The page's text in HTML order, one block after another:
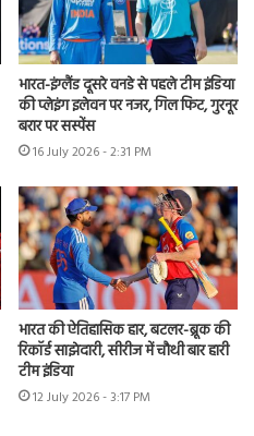
भारत-इंग्लैंड दूसरे वनडे से पहले टीम इंडिया
की प्लेइंग इलेवन पर नजर, गिल फिट, गुरनूर
बरार पर सस्पेंस
16 July 2026 - 2:31 PM
भारत की ऐतिहासिक हार, बटलर-ब्रूक की
रिकॉर्ड साझेदारी, सीरीज में चौथी बार हारी
टीम इंडिया
12 July 2026 - 3:17 PM